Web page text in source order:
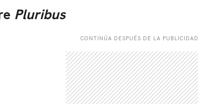
Pluribus
CONTINÚA DESPUÉS DE LA PUBLICIDAD